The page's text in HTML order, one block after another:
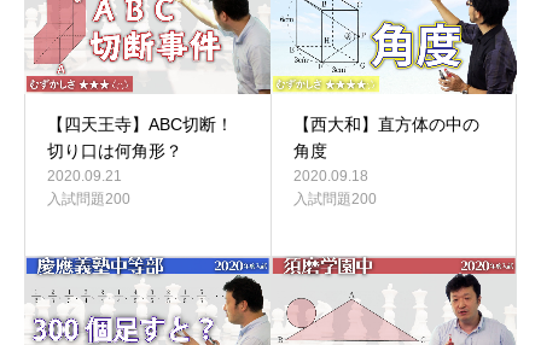
【四天王寺】ABC切断！
切り口は何角形？
2020.09.21
入試問題200
【西大和】直方体の中の
角度
2020.09.18
入試問題200